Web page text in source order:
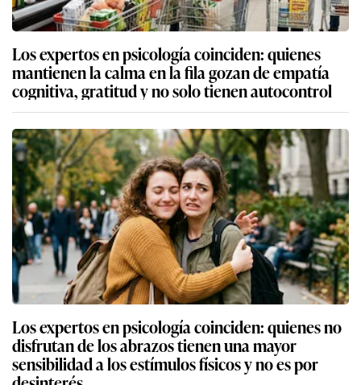
Los expertos en psicología coinciden: quienes
mantienen la calma en la fila gozan de empatía
cognitiva, gratitud y no solo tienen autocontrol
Los expertos en psicología coinciden: quienes no
disfrutan de los abrazos tienen una mayor
sensibilidad a los estímulos físicos y no es por